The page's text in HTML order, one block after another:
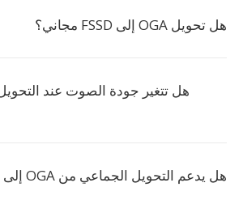
هل تحويل OGA إلى FSSD مجاني؟
هل يدعم التحويل الجماعي من OGA إلى FSSD؟